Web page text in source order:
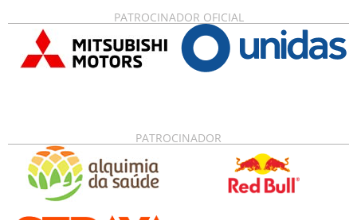
PATROCINADOR OFICIAL
PATROCINADOR